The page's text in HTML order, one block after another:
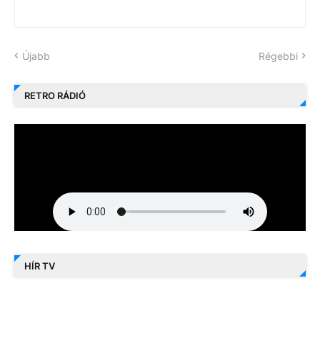
Újabb Régebbi
RETRO RÁDIÓ
HÍR TV